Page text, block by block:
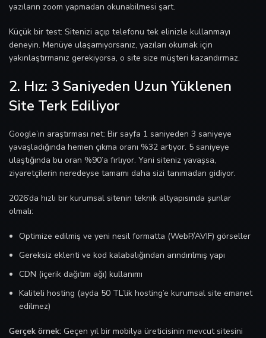
yazıların zoom yapmadan okunabilmesi şart.
Küçük bir test: Sitenizi açıp telefonu tek elinizle kullanmayı
deneyin. Menüye ulaşamıyorsanız, yazıları okumak için
yakınlaştırmanız gerekiyorsa, o site size müşteri kazandırmaz.
2. Hız: 3 Saniyeden Uzun Yüklenen
Site Terk Ediliyor
Google’ın araştırması net: Bir sayfa 1 saniyeden 3 saniyeye
yavaşladığında hemen çıkma oranı %32 artıyor. 5 saniyeye
ulaştığında bu oran %90’a fırlıyor. Yani siteniz yavaşsa,
ziyaretçilerin neredeyse tamamı daha sizi tanımadan gidiyor.
2026’da hızlı bir kurumsal sitenin teknik altyapısında şunlar
olmalı:
Optimize edilmiş ve yeni nesil formatta (WebP/AVIF) görseller
Gereksiz eklenti ve kod kalabalığından arındırılmış yapı
CDN (içerik dağıtım ağı) kullanımı
Kaliteli hosting (ayda 50 TL’lik hosting’e kurumsal site emanet
edilmez)
Gerçek örnek: Geçen yıl bir mobilya üreticisinin mevcut sitesini